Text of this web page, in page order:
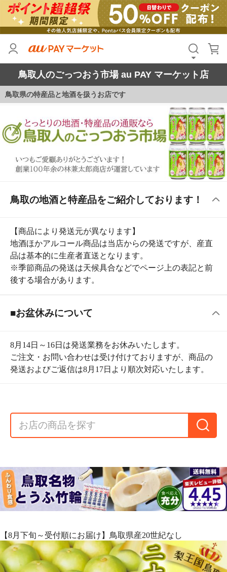
鳥取人のごっつおう市場 au PAY マーケット店
鳥取県の特産品と地酒を扱うお店です
鳥取の地酒と特産品をご紹介しております！
地酒ほかアルコール商品は当店からの発送ですが、産直
品は基本的に生産者直送となります。
■お盆休みについて
8月14日～16日は発送業務をお休みいたします。
【8月下旬～受付順にお届け】鳥取県産20世紀なし